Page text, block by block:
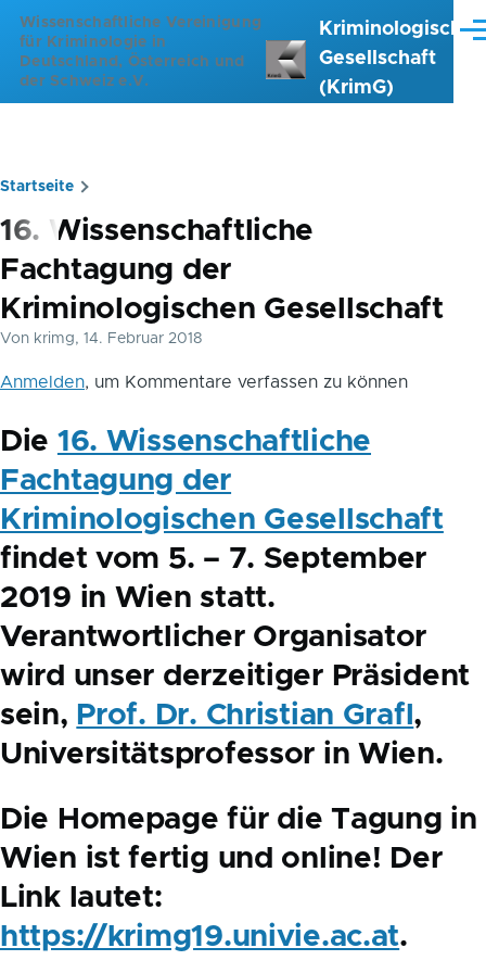
Direkt zum Inhalt
Wissenschaftliche Vereinigung
für Kriminologie in
Deutschland, Österreich und
der Schweiz e.V.
Kriminologische
Gesellschaft
(KrimG)
Pfadnavigation
Startseite
16. Wissenschaftliche
Fachtagung der
Kriminologischen Gesellschaft
Von krimg, 14. Februar 2018
Anmelden, um Kommentare verfassen zu können
Die 16. Wissenschaftliche
Fachtagung der
Kriminologischen Gesellschaft
findet vom 5. – 7. September
2019 in Wien statt.
Verantwortlicher Organisator
wird unser derzeitiger Präsident
sein, Prof. Dr. Christian Grafl ,
Universitätsprofessor in Wien.
Die Homepage für die Tagung in
Wien ist fertig und online! Der
Link lautet:
https://krimg19.univie.ac.at.